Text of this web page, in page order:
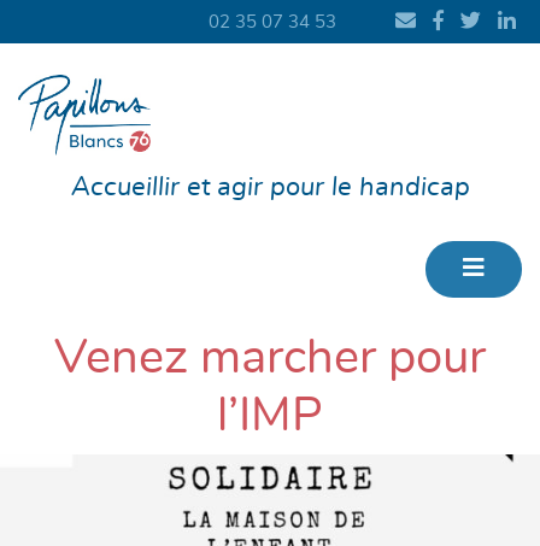
02 35 07 34 53
Accueillir et agir pour le handicap
Venez marcher pour
l’IMP